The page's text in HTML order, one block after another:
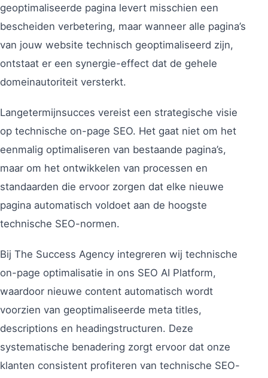
geoptimaliseerde pagina levert misschien een
bescheiden verbetering, maar wanneer alle pagina’s
van jouw website technisch geoptimaliseerd zijn,
ontstaat er een synergie-effect dat de gehele
domeinautoriteit versterkt.
Langetermijnsucces vereist een strategische visie
op technische on-page SEO. Het gaat niet om het
eenmalig optimaliseren van bestaande pagina’s,
maar om het ontwikkelen van processen en
standaarden die ervoor zorgen dat elke nieuwe
pagina automatisch voldoet aan de hoogste
technische SEO-normen.
Bij The Success Agency integreren wij technische
on-page optimalisatie in ons SEO AI Platform,
waardoor nieuwe content automatisch wordt
voorzien van geoptimaliseerde meta titles,
descriptions en headingstructuren. Deze
systematische benadering zorgt ervoor dat onze
klanten consistent profiteren van technische SEO-